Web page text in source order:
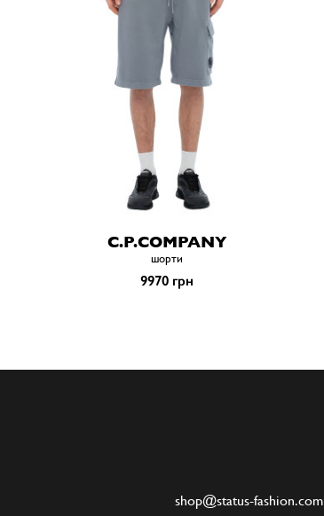
C.P.COMPANY
шорти
9970 грн
shop@status-fashion.com